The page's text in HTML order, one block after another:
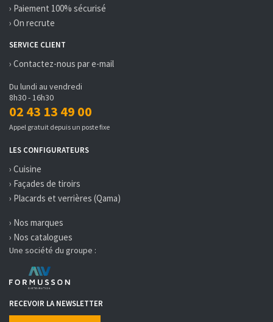
› Paiement 100% sécurisé
› On recrute
SERVICE CLIENT
› Contactez-nous par e-mail
Du lundi au vendredi
8h30 - 16h30
02 43 13 49 00
Appel gratuit depuis un poste fixe
LES CONFIGURATEURS
› Cuisine
› Façades de tiroirs
› Placards et verrières (Qama)
› Nos marques
› Nos catalogues
Une société du groupe :
RECEVOIR LA NEWSLETTER